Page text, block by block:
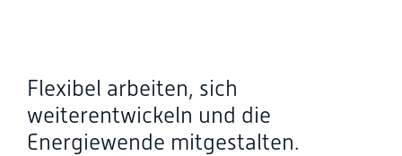
Flexibel arbeiten, sich
weiterentwickeln und die
Energiewende mitgestalten.